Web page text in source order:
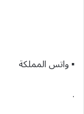
▪︎ واتس المملكة
.